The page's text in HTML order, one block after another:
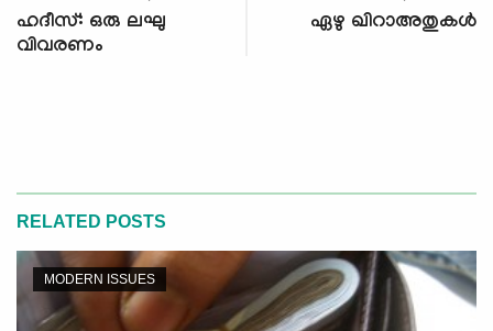
ഹദീസ്: ഒരു ലഘു
വിവരണം
ഏഴു ഖിറാഅതുകള്‍
RELATED POSTS
MODERN ISSUES